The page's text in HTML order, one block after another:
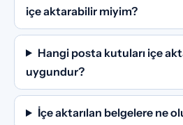
içe aktarabilir miyim?
Hangi posta kutuları içe
uygundur?
İçe aktarılan belgelere ne